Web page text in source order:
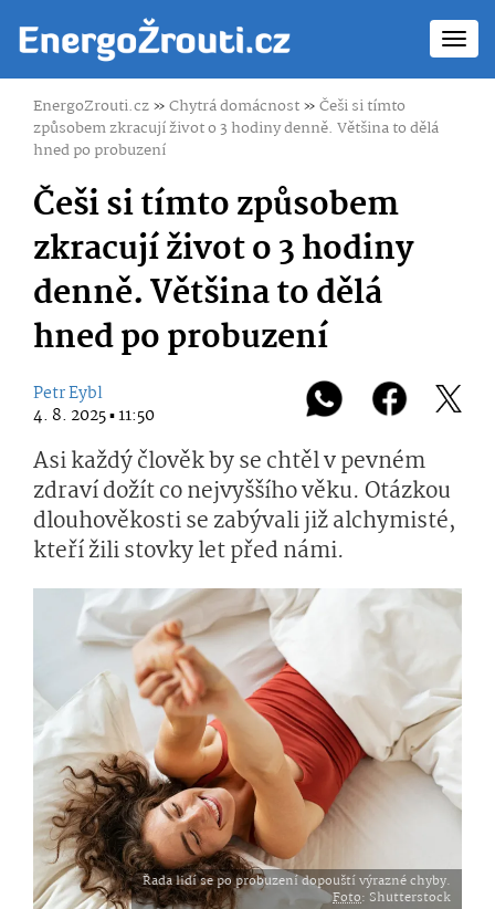
EnergoZrouti.cz»Chytrá domácnost»Češi si tímto
způsobem zkracují život o 3 hodiny denně. Většina to dělá
hned po probuzení
Češi si tímto způsobem
zkracují život o 3 hodiny
denně. Většina to dělá
hned po probuzení
Petr Eybl
4. 8. 2025 ▪ 11:50
Asi každý člověk by se chtěl v pevném
zdraví dožít co nejvyššího věku. Otázkou
dlouhověkosti se zabývali již alchymisté,
kteří žili stovky let před námi.
Řada lidí se po probuzení dopouští výrazné chyby.
Foto: Shutterstock